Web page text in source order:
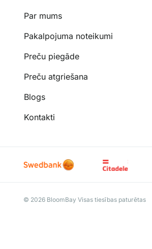
Par mums
Pakalpojuma noteikumi
Preču piegāde
Preču atgriešana
Blogs
Kontakti
© 2026 BloomBay Visas tiesības paturētas